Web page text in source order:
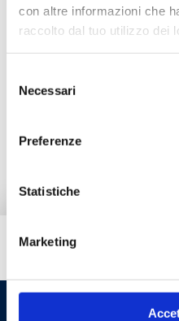
con altre informazioni che
raccolto dal tuo utilizzo dei
delNecessari
Preferenze
Statistiche
Marketing
Documentation
Accessories
Alternative